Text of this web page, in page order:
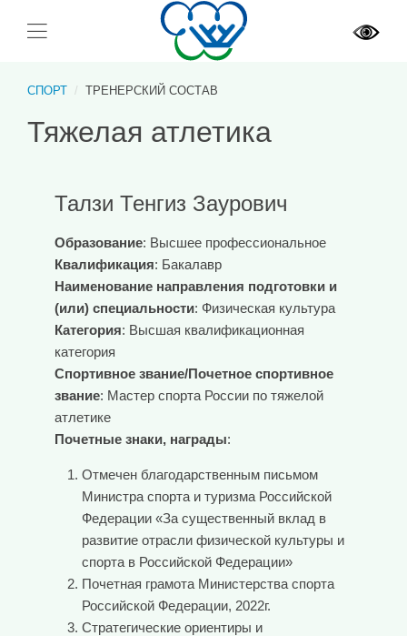
СПОРТ ТРЕНЕРСКИЙ СОСТАВ
Тяжелая атлетика
Талзи Тенгиз Заурович
Образование: Высшее профессиональное
Квалификация: Бакалавр
Наименование направления подготовки и
(или) специальности: Физическая культура
Категория: Высшая квалификационная
категория
Спортивное звание/Почетное спортивное
звание: Мастер спорта России по тяжелой
атлетике
Почетные знаки, награды:
Отмечен благодарственным письмом
Министра спорта и туризма Российской
Федерации «За существенный вклад в
развитие отрасли физической культуры и
спорта в Российской Федерации»
Почетная грамота Министерства спорта
Российской Федерации, 2022г.
Стратегические ориентиры и